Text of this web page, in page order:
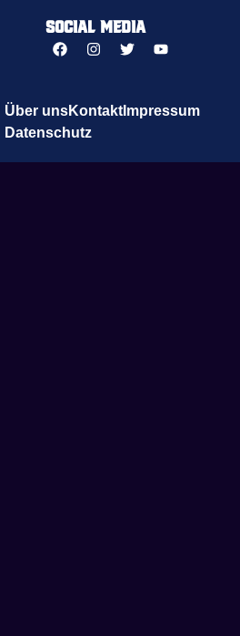
Social Media
Über unsKontaktImpressum
Datenschutz